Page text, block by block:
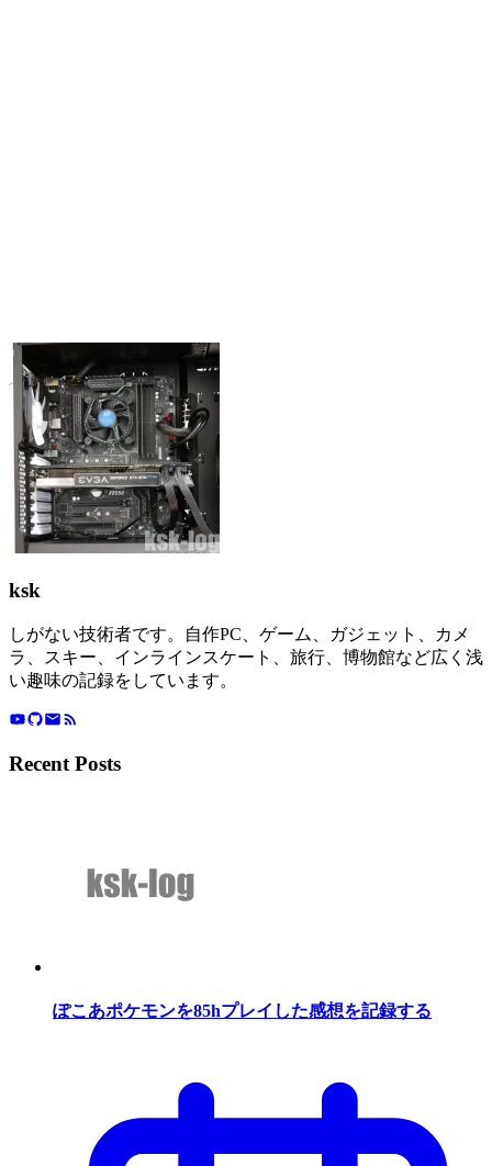
ksk
しがない技術者です。自作PC、ゲーム、ガジェット、カメ
ラ、スキー、インラインスケート、旅行、博物館など広く浅
い趣味の記録をしています。
Recent Posts
ぽこあポケモンを85hプレイした感想を記録する